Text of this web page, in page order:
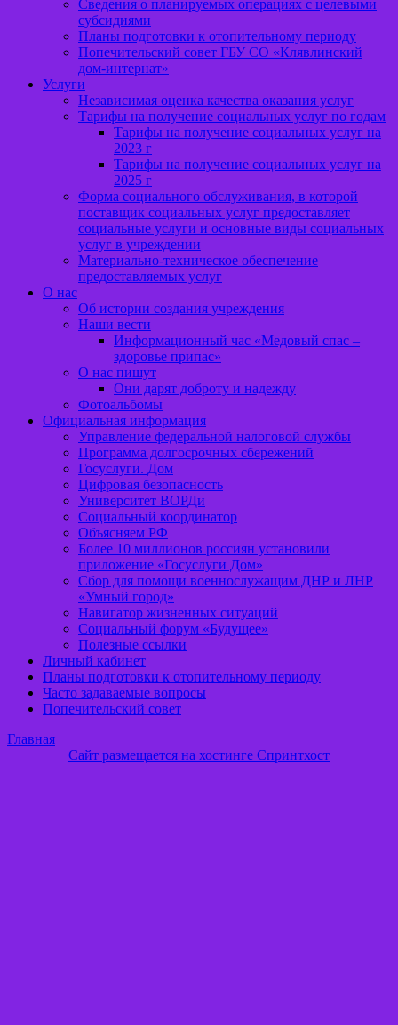
Сведения о планируемых операциях с целевыми
субсидиями
Планы подготовки к отопительному периоду
Попечительский совет ГБУ СО «Клявлинский
дом-интернат»
Услуги
Независимая оценка качества оказания услуг
Тарифы на получение социальных услуг по годам
Тарифы на получение социальных услуг на
2023 г
Тарифы на получение социальных услуг на
2025 г
Форма социального обслуживания, в которой
поставщик социальных услуг предоставляет
социальные услуги и основные виды социальных
услуг в учреждении
Материально-техническое обеспечение
предоставляемых услуг
О нас
Об истории создания учреждения
Наши вести
Информационный час «Медовый спас –
здоровье припас»
О нас пишут
Они дарят доброту и надежду
Фотоальбомы
Официальная информация
Управление федеральной налоговой службы
Программа долгосрочных сбережений
Госуслуги. Дом
Цифровая безопасность
Университет ВОРДи
Социальный координатор
Объясняем РФ
Более 10 миллионов россиян установили
приложение «Госуслуги Дом»
Сбор для помощи военнослужащим ДНР и ЛНР
«Умный город»
Навигатор жизненных ситуаций
Социальный форум «Будущее»
Полезные ссылки
Личный кабинет
Планы подготовки к отопительному периоду
Часто задаваемые вопросы
Попечительский совет
Главная
Сайт размещается на хостинге Спринтхост